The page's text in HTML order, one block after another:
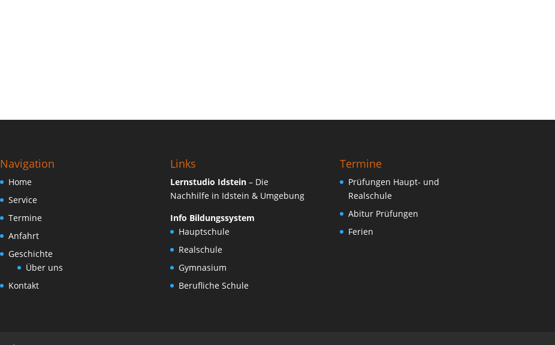
Navigation
Home
Service
Termine
Anfahrt
Geschichte
Über uns
Kontakt
Links
Lernstudio Idstein– Die
Nachhilfe in Idstein & Umgebung
Info Bildungssystem
Hauptschule
Realschule
Gymnasium
Berufliche Schule
Termine
Prüfungen Haupt- und
Realschule
Abitur Prüfungen
Ferien